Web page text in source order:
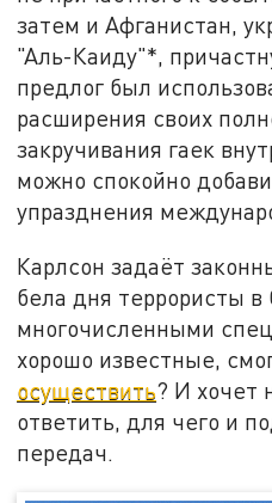
затем и Афганистан,
"Аль-Каиду"*,
предлог был
расширения своих
закручивания гаек
можно спокойно
упразднения
Карлсон задаёт
бела дня террористы
многочисленными
хорошо известные,
осуществить? И хочет
ответить, для чего и
передач.